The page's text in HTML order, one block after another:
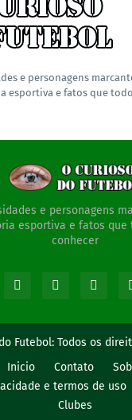
e personagens
esportiva e fatos que
e personagens
esportiva e fatos que
conhecer
Futebol: Todos os
Inicio
Contato
e termos de uso
Clubes